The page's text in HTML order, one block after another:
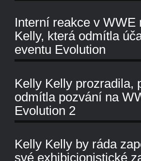
Interní reakce v WWE
Kelly, která odmítla
eventu Evolution
Kelly Kelly prozradila,
odmítla pozvání na
Evolution 2
Kelly Kelly by ráda
své exhibicionistické